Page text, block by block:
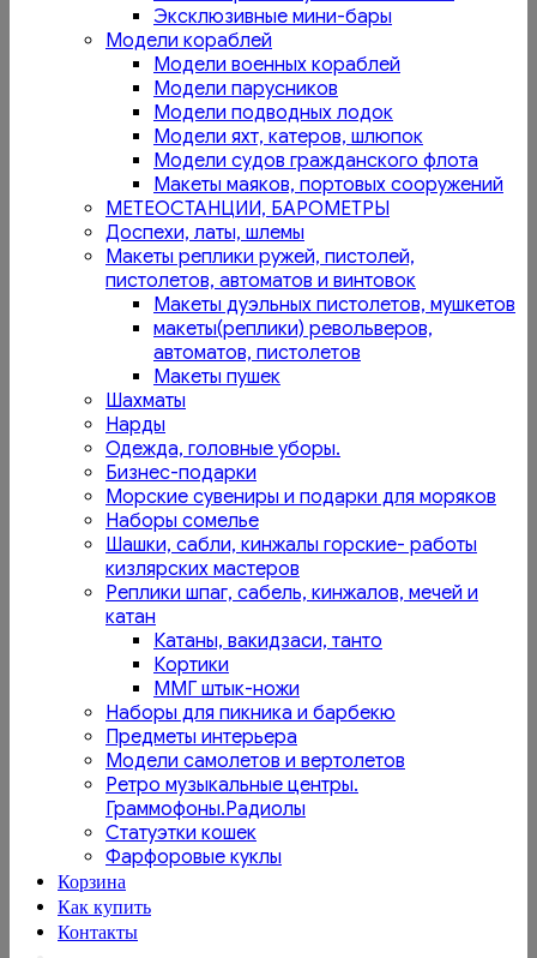
Эксклюзивные мини-бары
Модели кораблей
Модели военных кораблей
Модели парусников
Модели подводных лодок
Модели яхт, катеров, шлюпок
Модели судов гражданского флота
Макеты маяков, портовых сооружений
МЕТЕОСТАНЦИИ, БАРОМЕТРЫ
Доспехи, латы, шлемы
Макеты реплики ружей, пистолей,
пистолетов, автоматов и винтовок
Макеты дуэльных пистолетов, мушкетов
макеты(реплики) револьверов,
автоматов, пистолетов
Макеты пушек
Шахматы
Нарды
Одежда, головные уборы.
Бизнес-подарки
Морские сувениры и подарки для моряков
Наборы сомелье
Шашки, сабли, кинжалы горские- работы
кизлярских мастеров
Реплики шпаг, сабель, кинжалов, мечей и
катан
Катаны, вакидзаси, танто
Кортики
ММГ штык-ножи
Наборы для пикника и барбекю
Предметы интерьера
Модели самолетов и вертолетов
Ретро музыкальные центры.
Граммофоны.Радиолы
Статуэтки кошек
Фарфоровые куклы
Корзина
Как купить
Контакты